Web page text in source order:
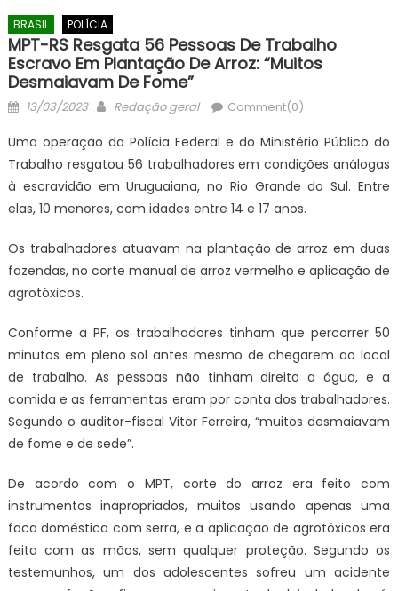
BRASIL POLÍCIA
MPT-RS Resgata 56 Pessoas De Trabalho
Escravo Em Plantação De Arroz: “Muitos
Desmaiavam De Fome”
Posted
13/03/2023 Author
Redação geral Comment(0)
Uma operação da Polícia Federal e do Ministério Público do
Trabalho resgatou 56 trabalhadores em condições análogas
à escravidão em Uruguaiana, no Rio Grande do Sul. Entre
elas, 10 menores, com idades entre 14 e 17 anos.
Os trabalhadores atuavam na plantação de arroz em duas
fazendas, no corte manual de arroz vermelho e aplicação de
agrotóxicos.
Conforme a PF, os trabalhadores tinham que percorrer 50
minutos em pleno sol antes mesmo de chegarem ao local
de trabalho. As pessoas não tinham direito a água, e a
comida e as ferramentas eram por conta dos trabalhadores.
Segundo o auditor-fiscal Vitor Ferreira, “muitos desmaiavam
de fome e de sede”.
De acordo com o MPT, corte do arroz era feito com
instrumentos inapropriados, muitos usando apenas uma
faca doméstica com serra, e a aplicação de agrotóxicos era
feita com as mãos, sem qualquer proteção. Segundo os
testemunhos, um dos adolescentes sofreu um acidente